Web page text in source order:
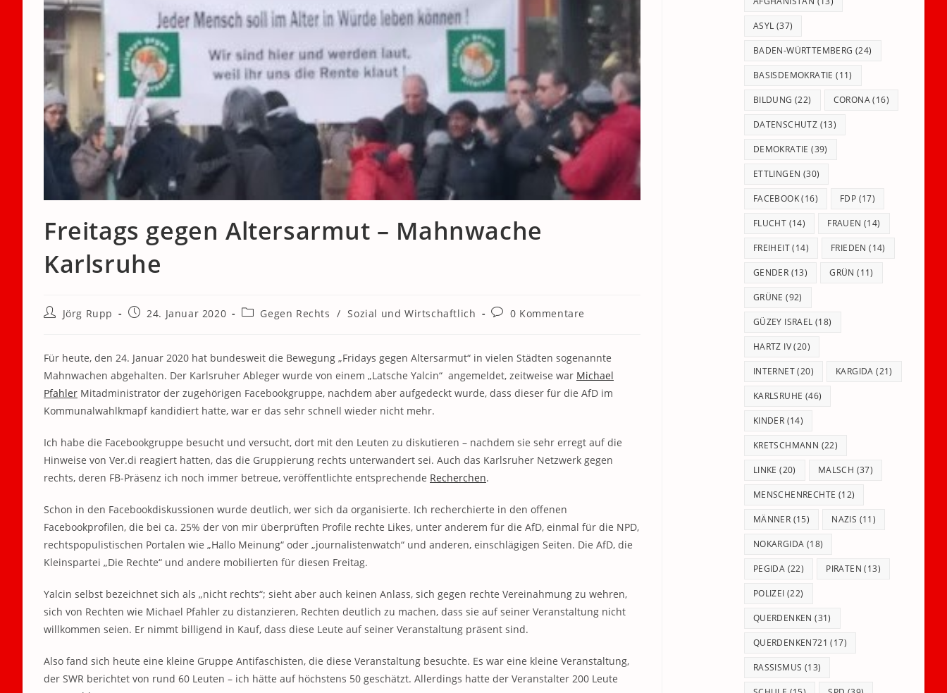
Freitags gegen Altersarmut – Mahnwache
Karlsruhe
Beitrags-
Jörg Rupp
Beitrag24. Januar 2020
Beitrags-
Gegen Rechts / Sozial und Wirtschaftlich
Beitrags-
0 Kommentare
Für heute, den 24. Januar 2020 hat bundesweit die Bewegung „Fridays gegen Altersarmut“ in vielen Städten sogenannte
Mahnwachen abgehalten. Der Karlsruher Ableger wurde von einem „Latsche Yalcin“ angemeldet, zeitweise war Michael
Pfahler Mitadministrator der zugehörigen Facebookgruppe, nachdem aber aufgedeckt wurde, dass dieser für die AfD im
Kommunalwahlkmapf kandidiert hatte, war er das sehr schnell wieder nicht mehr.
Ich habe die Facebookgruppe besucht und versucht, dort mit den Leuten zu diskutieren – nachdem sie sehr erregt auf die
Hinweise von Ver.di reagiert hatten, das die Gruppierung rechts unterwandert sei. Auch das Karlsruher Netzwerk gegen
rechts, deren FB-Präsenz ich noch immer betreue, veröffentlichte entsprechende Recherchen.
Schon in den Facebookdiskussionen wurde deutlich, wer sich da organisierte. Ich recherchierte in den offenen
Facebookprofilen, die bei ca. 25% der von mir überprüften Profile rechte Likes, unter anderem für die AfD, einmal für die NPD,
rechtspopulistischen Portalen wie „Hallo Meinung“ oder „journalistenwatch“ und anderen, einschlägigen Seiten. Die AfD, die
Kleinspartei „Die Rechte“ und andere mobilierten für diesen Freitag.
Yalcin selbst bezeichnet sich als „nicht rechts“; sieht aber auch keinen Anlass, sich gegen rechte Vereinahmung zu wehren,
sich von Rechten wie Michael Pfahler zu distanzieren, Rechten deutlich zu machen, dass sie auf seiner Veranstaltung nicht
willkommen seien. Er nimmt billigend in Kauf, dass diese Leute auf seiner Veranstaltung präsent sind.
Also fand sich heute eine kleine Gruppe Antifaschisten, die diese Veranstaltung besuchte. Es war eine kleine Veranstaltung,
der SWR berichtet von rund 60 Leuten – ich hätte auf höchstens 50 geschätzt. Allerdings hatte der Veranstalter 200 Leute
ASYL (37)
BADEN-WÜRTTEMBERG (24)
BASISDEMOKRATIE (11)
BILDUNG (22) CORONA(16)
DATENSCHUTZ (13)
DEMOKRATIE (39)
ETTLINGEN (30)
FACEBOOK(16) FDP (17)
FLUCHT (14) FRAUEN (14)
FREIHEIT(14) FRIEDEN (14)
GENDER (13) GRÜN (11)
GRÜNE (92)
GÜZEY ISRAEL (18)
HARTZ IV(20)
INTERNET(20) KARGIDA (21)
KARLSRUHE (46)
KINDER (14)
KRETSCHMANN (22)
LINKE (20) MALSCH (37)
MENSCHENRECHTE (12)
MÄNNER (15) NAZIS (11)
NOKARGIDA (18)
PEGIDA (22) PIRATEN (13)
POLIZEI (22)
QUERDENKEN (31)
QUERDENKEN721 (17)
RASSISMUS (13)